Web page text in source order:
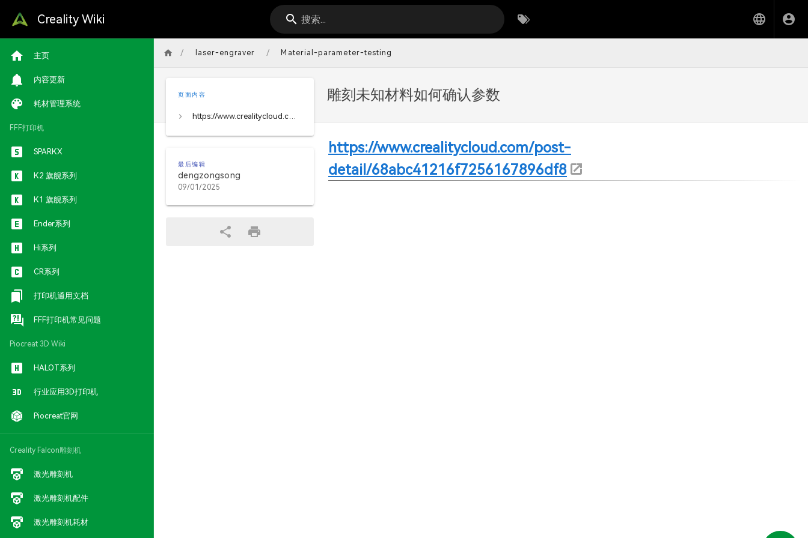
Creality Wiki 搜索...
主页
内容更新
耗材管理系统
FFF打印机
SPARKX
K2 旗舰系列
K1 旗舰系列
Ender系列
Hi系列
CR系列
打印机通用文档
FFF打印机常见问题
Piocreat 3D Wiki
HALOT系列
行业应用3D打印机
Piocreat官网
Creality Falcon雕刻机
激光雕刻机
激光雕刻机配件
激光雕刻机耗材
/ laser-engraver / Material-parameter-testing
雕刻未知材料如何确认参数
页面内容
https://www.crealitycloud.com/post-detail/68abc41216f7256167896df8
最后编辑
dengzongsong
09/01/2025
https://www.crealitycloud.com/post-
detail/68abc41216f7256167896df8